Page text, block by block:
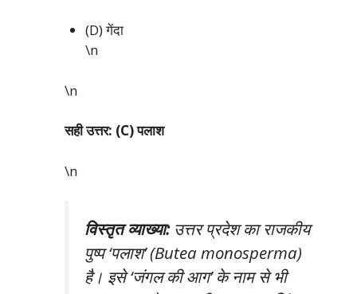
(D) गेंदा
\n
\n
सही उत्तर: (C) पलाश
\n
विस्तृत व्याख्या:उत्तर प्रदेश का राजकीय
पुष्प ‘पलाश’ (Butea monosperma)
है। इसे ‘जंगल की आग’ के नाम से भी